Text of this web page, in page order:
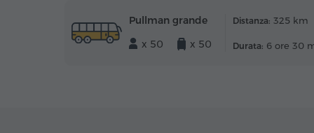
Pullman grande
x 50
x 50
Distanza: 325 km
Durata: 6 ore 30